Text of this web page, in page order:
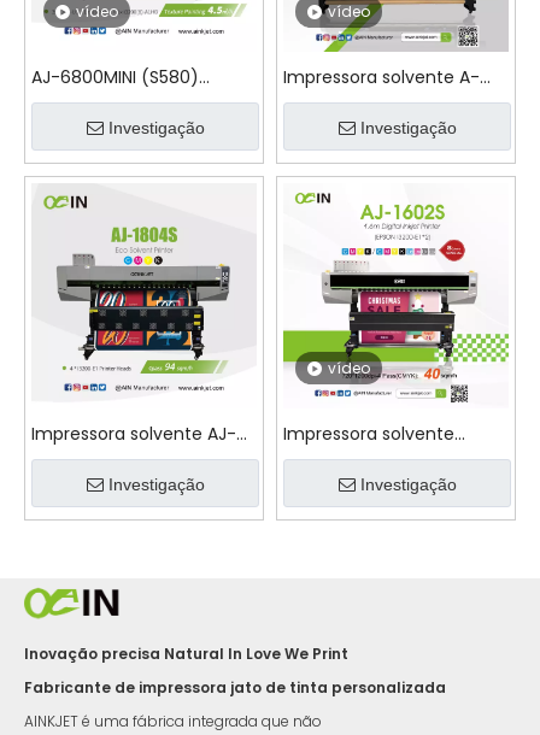
vídeo
AJ-6800MINI (S580)
Impressora industrial de
pintura de textura
multicamadas 3D
Investigação
vídeo
Impressora solvente A-
3204S ECO
Investigação
Impressora solvente AJ-
1804S ECO
Investigação
vídeo
Impressora solvente
AINKJET AJ-1602S ECO
Investigação
Inovação precisa Natural In Love We Print
Fabricante de impressora jato de tinta personalizada
AINKJET é uma fábrica integrada que não